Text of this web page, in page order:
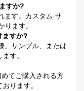
すか?
ます。カスタム サ
ります。
ますか?
、サンプル、または
す。
てご購入される方
ります。